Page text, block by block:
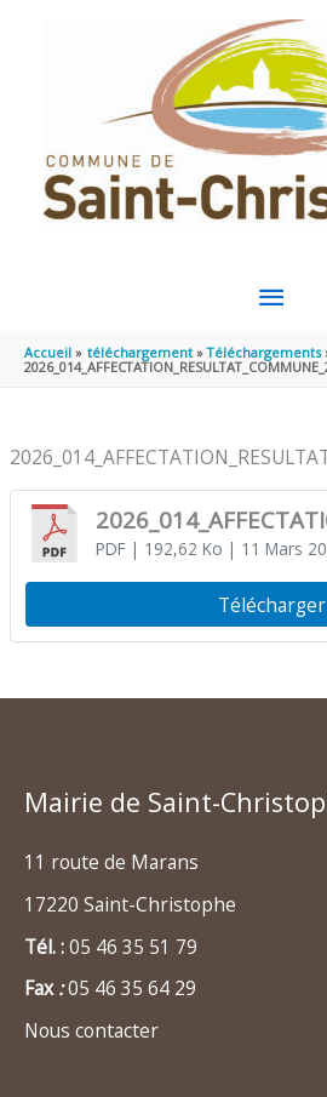
MENU
Accueil téléchargement
Téléchargements
PDF| 192,62 Ko | 11 Mars
Télécharger
Mairie de Saint-
11 route de Marans
17220 Saint-Christophe
Tél. :05 46 35 51 79
Fax:05 46 35 64 29
Nous contacter